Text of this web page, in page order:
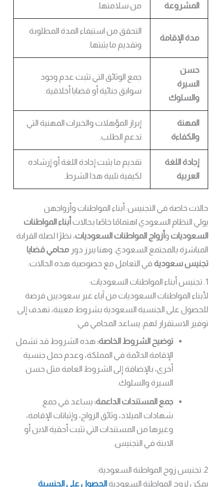
المشروعة
من سلامتها.
مدة الإقامة
التحقق من استيفاء المدة المطلوبة
وتقديم ما يثبتها.
حسن
السيرة
والسلوك
جمع الوثائق التي تثبت عدم وجود
سوابق جنائية أو قضايا أخلاقية.
المهنة
والكفاءة
إبراز المؤهلات والخبرات المهنية التي
تدعم الطلب.
إجادة اللغة
العربية
تقديم ما يثبت إجادة اللغة أو إرشاده
لكيفية تلبية هذا الشرط.
حالات خاصة في التجنيس: أبناء المواطنات وأزواجهن
يولي النظام السعودي اهتمامًا خاصًا بحالاتأبناء المواطنات
السعوديات وأزواج المواطنات السعوديات، نظرًا لصلة القرابة
المباشرة بالمجتمع السعودي. وهنا يبرز دورمحامي قضايا
تجنيس سعودية في التعامل مع خصوصية هذه الحالات:
1. تجنيس أبناء المواطنات السعوديات:
لأبناء المواطنات السعوديات من آباء غير سعوديين فرصة
للحصول على الجنسية السعودية بشروط معينة، تهدف إلى
توفير الاستقرار لهم. يساعد المحامي في:
توضيح الشروط الخاصة: هذه الشروط قد تشمل
الإقامة الدائمة في المملكة، وعدم حمل جنسية
أخرى، بالإضافة إلى الشروط العامة مثل حسن
السيرة والسلوك.
جمع المستندات الداعمة: يساعد في جمع
شهادات الميلاد، وثائق الزواج، وإثباتات الإقامة،
وغيرها من المستندات التي تثبت أحقية الابن أو
الابنة في التجنيس.
2. تجنيس زوج المواطنة السعودية:
يمكن لزوج المواطنة السعوديةالحصول على الجنسية